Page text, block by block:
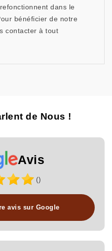
dans le
bénéficier de notre
contacter à tout
de Nous !
Avis
()
avis sur Google